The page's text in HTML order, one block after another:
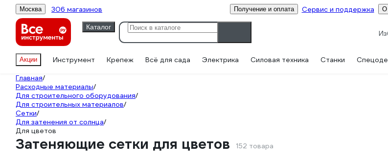
Москва 306 магазинов Получение и оплата Сервис и поддержка О
Каталог
Акции Инструмент Крепеж Всё для сада Электрика Силовая техника Станки
Главная/
Расходные материалы/
Для строительного оборудования/
Для строительных материалов/
Сетки/
Для затенения от солнца/
Для цветов
Затеняющие сетки для цветов 152 товара